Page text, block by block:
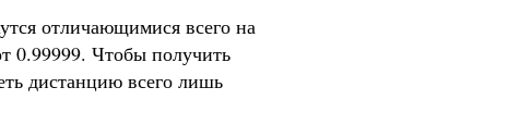
отличающимися всего на
0.99999. Чтобы получить
дистанцию всего лишь